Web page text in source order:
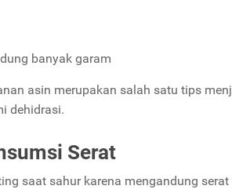
banyak garam
asin merupakan salah satu tips
dehidrasi.
Serat
saat sahur karena mengandung